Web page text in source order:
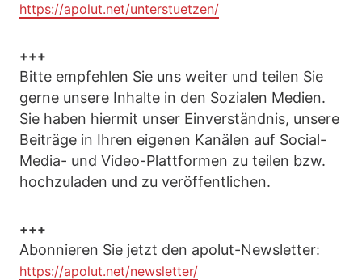
https://apolut.net/unterstuetzen/
+++
Bitte empfehlen Sie uns weiter und teilen Sie
gerne unsere Inhalte in den Sozialen Medien.
Sie haben hiermit unser Einverständnis, unsere
Beiträge in Ihren eigenen Kanälen auf Social-
Media- und Video-Plattformen zu teilen bzw.
hochzuladen und zu veröffentlichen.
+++
Abonnieren Sie jetzt den apolut-Newsletter:
https://apolut.net/newsletter/